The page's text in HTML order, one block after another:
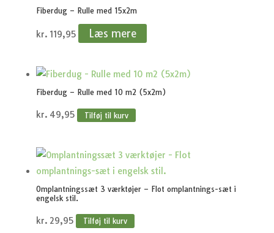
Fiberdug – Rulle med 15x2m
kr. 119,95 Læs mere
Fiberdug – Rulle med 10 m2 (5x2m)
kr. 49,95 Tilføj til kurv
Omplantningssæt 3 værktøjer – Flot omplantnings-sæt i
engelsk stil.
kr. 29,95 Tilføj til kurv